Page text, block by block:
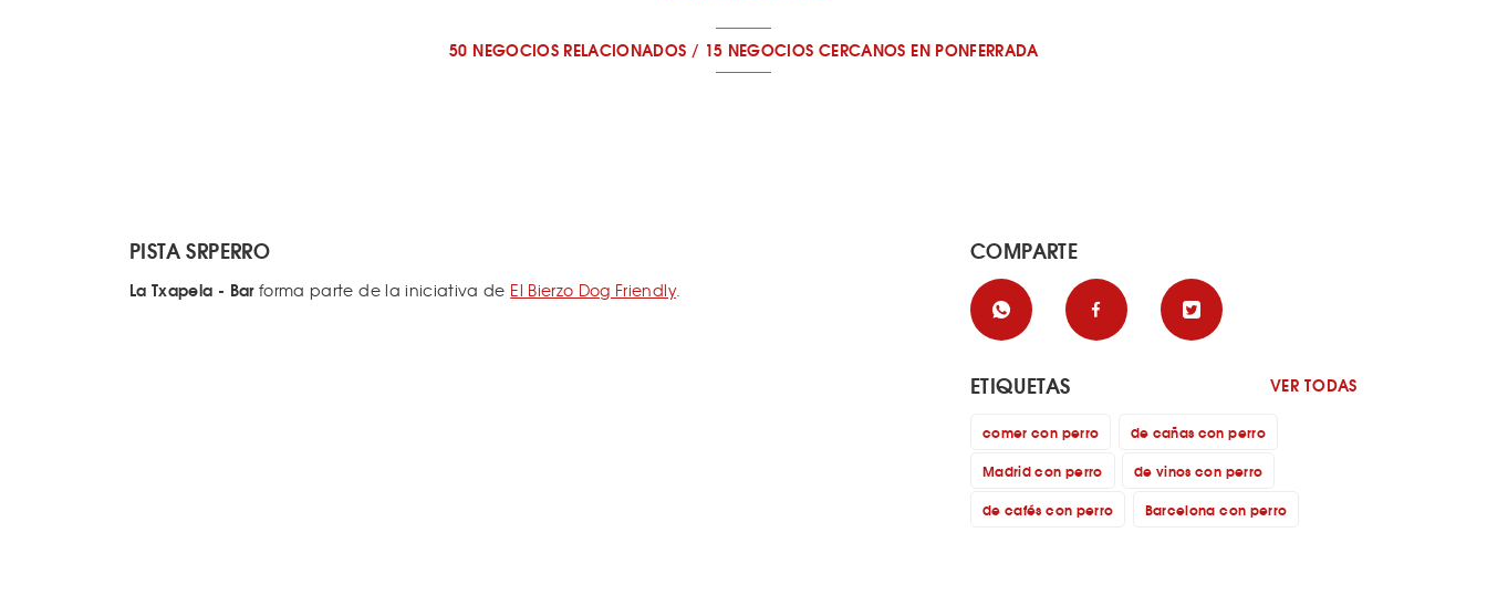
50 NEGOCIOS RELACIONADOS / 15 NEGOCIOS CERCANOS EN PONFERRADA
PISTA SRPERRO
La Txapela - Bar forma parte de la iniciativa de El Bierzo Dog Friendly.
COMPARTE
ETIQUETAS VER TODAS
comer con perro
de cañas con perro
Madrid con perro
de vinos con perro
de cafés con perro
Barcelona con perro